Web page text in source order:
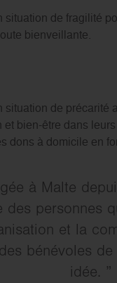
de fragilité
bienveillante.
de
bien-être dans
dons à domicile en
à Malte
des
et la
bénévoles
idée.